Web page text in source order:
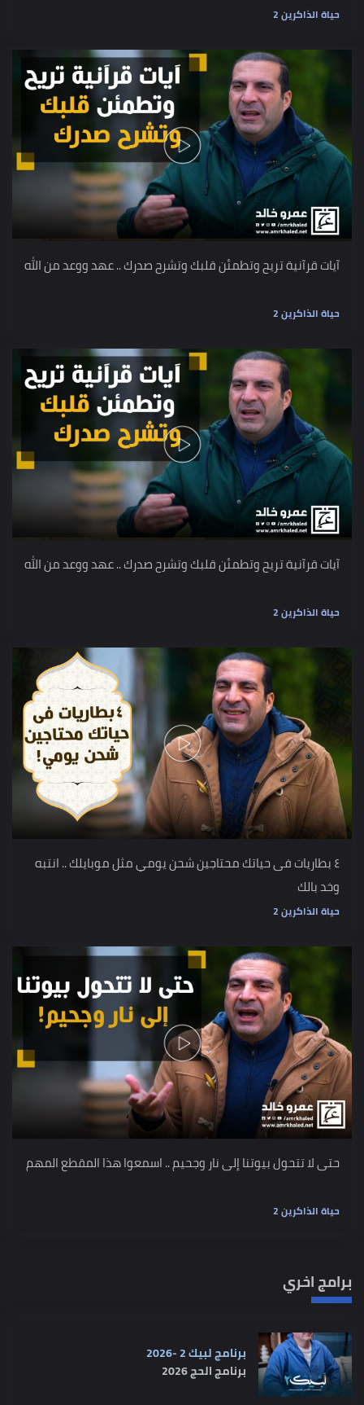
حياة الذاكرين 2
آيات قرآنية تريح وتطمئن قلبك وتشرح صدرك .. عهد ووعد من الله
حياة الذاكرين 2
آيات قرآنية تريح وتطمئن قلبك وتشرح صدرك .. عهد ووعد من الله
حياة الذاكرين 2
٤ بطاريات فى حياتك محتاجين شحن يومي مثل موبايلك .. انتبه
وخد بالك
حياة الذاكرين 2
حتى لا تتحول بيوتنا إلى نار وجحيم .. اسمعوا هذا المقطع المهم
حياة الذاكرين 2
برامج اخري
برنامج لبيك 2 -2026
برنامج الحج 2026